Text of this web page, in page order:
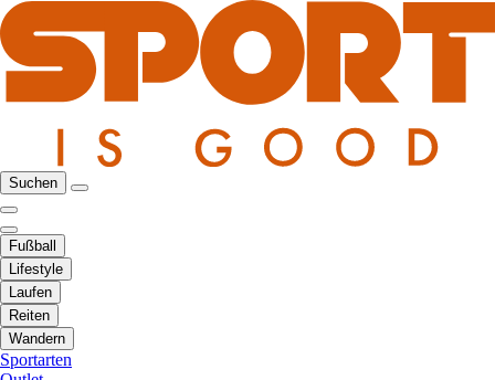
Suchen
Fußball
Lifestyle
Laufen
Reiten
Wandern
Sportarten